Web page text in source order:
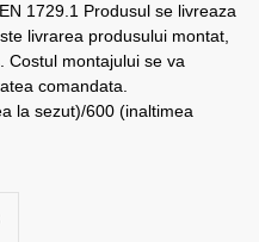
1729.1 Produsul se livreaza
livrarea produsului montat,
Costul montajului se va
comandata.
la sezut)/600 (inaltimea